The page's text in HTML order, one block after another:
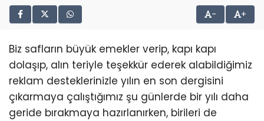
- +
Biz safların büyük emekler verip, kapı kapı
dolaşıp, alın teriyle teşekkür ederek alabildiğimiz
reklam desteklerinizle yılın en son dergisini
çıkarmaya çalıştığımız şu günlerde bir yılı daha
geride bırakmaya hazırlanırken, birileri de